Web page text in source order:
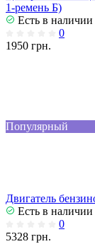
1-ремень Б)
Есть в наличии
0
1950 грн.
Популярный
Двигатель
Есть в наличии
0
5328 грн.